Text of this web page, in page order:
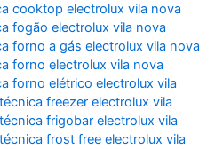
cooktop electrolux vila nova
fogão electrolux vila nova
forno a gás electrolux vila nova
forno electrolux vila nova
forno elétrico electrolux vila
freezer electrolux vila
frigobar electrolux vila
frost free electrolux vila